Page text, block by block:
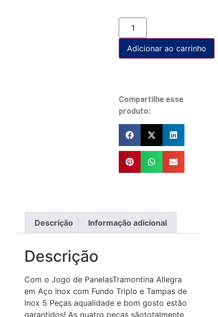
Adicionar ao carrinho
Compartilhe esse
produto:
Descrição Informação adicional
Descrição
Com o Jogo de PanelasTramontina Allegra
em Aço Inox com Fundo Triplo e Tampas de
Inox 5 Peças aqualidade e bom gosto estão
garantidos! As quatro peças sãototalmente